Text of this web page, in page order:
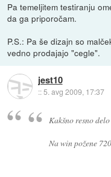
Pa temeljitem testiranju
da ga priporočam.
P.S.: Pa še dizajn so
vedno prodajajo "cegle".
jest10
::5. avg 2009, 17:37
Kakšno resno
Na win požene